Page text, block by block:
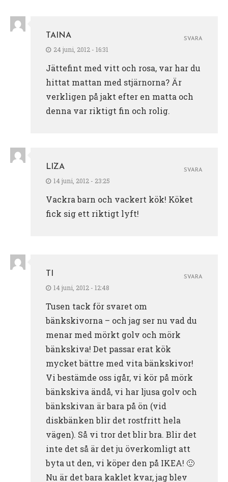
TAINA
24 juni, 2012 - 16:31
Jättefint med vitt och rosa, var har du
hittat mattan med stjärnorna? Är
verkligen på jakt efter en matta och
denna var riktigt fin och rolig.
SVARA
LIZA
14 juni, 2012 - 23:25
Vackra barn och vackert kök! Köket
fick sig ett riktigt lyft!
SVARA
14 juni, 2012 - 12:48
Tusen tack för svaret om
bänkskivorna – och jag ser nu vad du
menar med mörkt golv och mörk
bänkskiva! Det passar erat kök
mycket bättre med vita bänkskivor!
Vi bestämde oss igår, vi kör på mörk
bänkskiva ändå, vi har ljusa golv och
bänkskivan är bara på ön (vid
diskbänken blir det rostfritt hela
vägen). Så vi tror det blir bra. Blir det
inte det så är det ju överkomligt att
byta ut den, vi köper den på IKEA! 🙂
Nu är det bara kaklet kvar, jag blev
SVARA